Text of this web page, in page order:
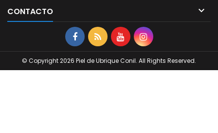
CONTACTO 
© Copyright 2026 Piel de Ubrique Conil. All Rights Reserved.